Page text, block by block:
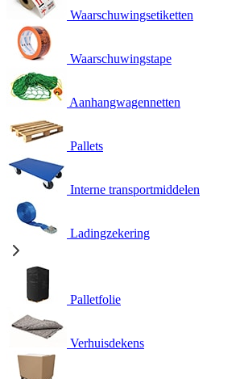
Waarschuwingsetiketten
Waarschuwingstape
Aanhangwagennetten
Pallets
Interne transportmiddelen
Ladingzekering
Palletfolie
Verhuisdekens